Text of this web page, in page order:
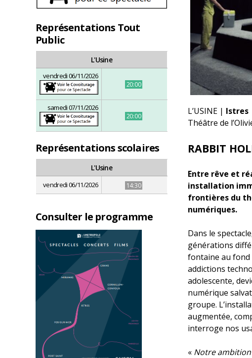
Représentations Tout
Public
L'Usine
vendredi 06/11/2026
20:00
samedi 07/11/2026
20:00
Représentations scolaires
L'Usine
vendredi 06/11/2026 14:30
Consulter le programme
L’USINE | Istres
Théâtre de
RABBIT
Entre rêve et
installation
frontières du
numériques.
Dans le
générations
fontaine au fond
addictions
adolescente,
numérique
groupe.
augmentée,
interroge nos
« Notre